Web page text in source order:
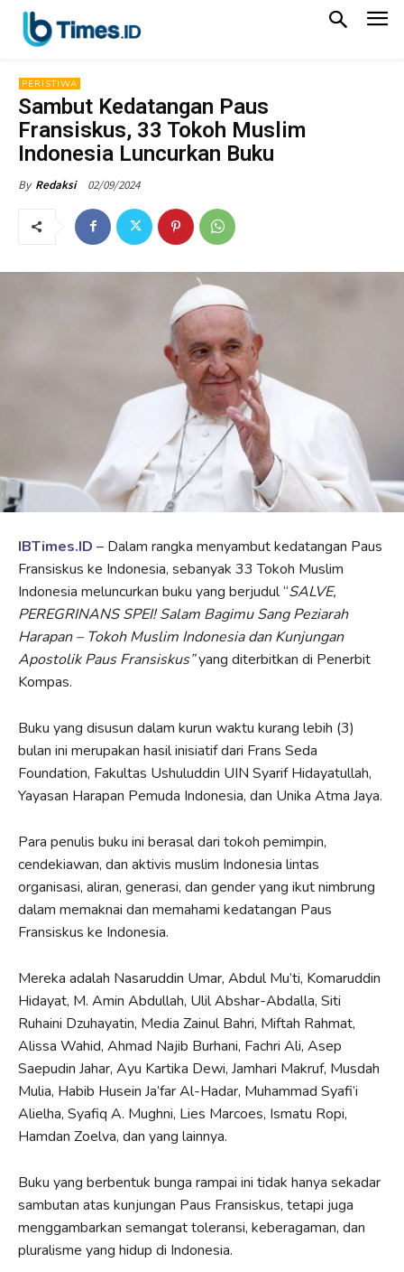
PERISTIWA
Sambut Kedatangan Paus
Fransiskus, 33 Tokoh Muslim
Indonesia Luncurkan Buku
By Redaksi 02/09/2024
IBTimes.ID – Dalam rangka menyambut kedatangan Paus
Fransiskus ke Indonesia, sebanyak 33 Tokoh Muslim
Indonesia meluncurkan buku yang berjudul “SALVE,
PEREGRINANS SPEI! Salam Bagimu Sang Peziarah
Harapan – Tokoh Muslim Indonesia dan Kunjungan
Apostolik Paus Fransiskus”yang diterbitkan di Penerbit
Kompas.
Buku yang disusun dalam kurun waktu kurang lebih (3)
bulan ini merupakan hasil inisiatif dari Frans Seda
Foundation, Fakultas Ushuluddin UIN Syarif Hidayatullah,
Yayasan Harapan Pemuda Indonesia, dan Unika Atma Jaya.
Para penulis buku ini berasal dari tokoh pemimpin,
cendekiawan, dan aktivis muslim Indonesia lintas
organisasi, aliran, generasi, dan gender yang ikut nimbrung
dalam memaknai dan memahami kedatangan Paus
Fransiskus ke Indonesia.
Mereka adalah Nasaruddin Umar, Abdul Mu’ti, Komaruddin
Hidayat, M. Amin Abdullah, Ulil Abshar-Abdalla, Siti
Ruhaini Dzuhayatin, Media Zainul Bahri, Miftah Rahmat,
Alissa Wahid, Ahmad Najib Burhani, Fachri Ali, Asep
Saepudin Jahar, Ayu Kartika Dewi, Jamhari Makruf, Musdah
Mulia, Habib Husein Ja’far Al-Hadar, Muhammad Syafi’i
Alielha, Syafiq A. Mughni, Lies Marcoes, Ismatu Ropi,
Hamdan Zoelva, dan yang lainnya.
Buku yang berbentuk bunga rampai ini tidak hanya sekadar
sambutan atas kunjungan Paus Fransiskus, tetapi juga
menggambarkan semangat toleransi, keberagaman, dan
pluralisme yang hidup di Indonesia.